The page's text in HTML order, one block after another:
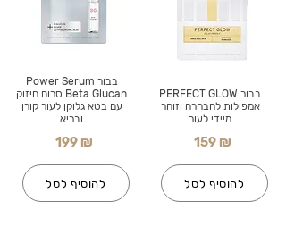
בבור Power Serum
Beta Glucan סרום חיזוק
עם בטא גלוקן לעור קורן
ובריא
199 ₪
להוסיף לסל
בבור PERFECT GLOW
אמפולות להבהרה וזוהר
מיידי לעור
159 ₪
להוסיף לסל